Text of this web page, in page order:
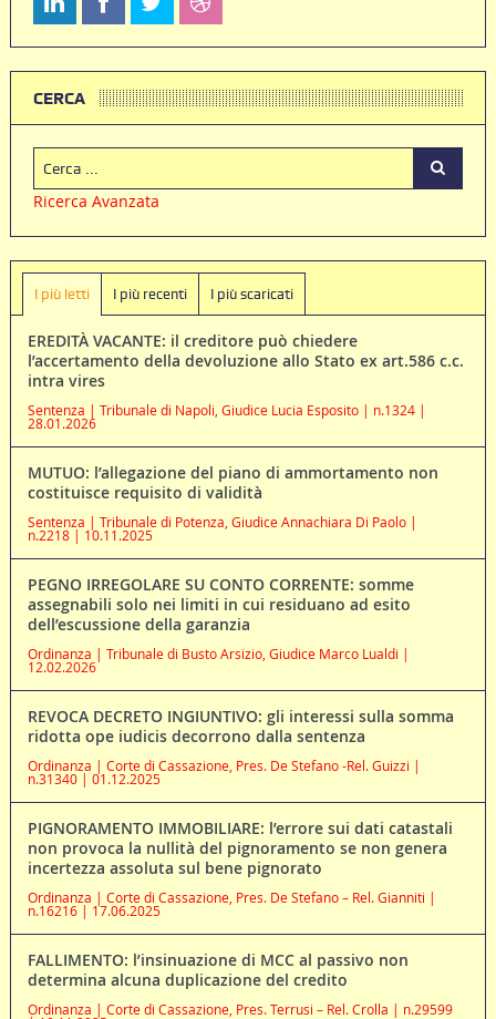
CERCA
Ricerca Avanzata
I più letti I più recenti I più scaricati
EREDITÀ VACANTE: il creditore può chiedere
l’accertamento della devoluzione allo Stato ex art.586 c.c.
intra vires
Sentenza | Tribunale di Napoli, Giudice Lucia Esposito | n.1324 |
28.01.2026
MUTUO: l’allegazione del piano di ammortamento non
costituisce requisito di validità
Sentenza | Tribunale di Potenza, Giudice Annachiara Di Paolo |
n.2218 | 10.11.2025
PEGNO IRREGOLARE SU CONTO CORRENTE: somme
assegnabili solo nei limiti in cui residuano ad esito
dell’escussione della garanzia
Ordinanza | Tribunale di Busto Arsizio, Giudice Marco Lualdi |
12.02.2026
REVOCA DECRETO INGIUNTIVO: gli interessi sulla somma
ridotta ope iudicis decorrono dalla sentenza
Ordinanza | Corte di Cassazione, Pres. De Stefano -Rel. Guizzi |
n.31340 | 01.12.2025
PIGNORAMENTO IMMOBILIARE: l’errore sui dati catastali
non provoca la nullità del pignoramento se non genera
incertezza assoluta sul bene pignorato
Ordinanza | Corte di Cassazione, Pres. De Stefano – Rel. Gianniti |
n.16216 | 17.06.2025
FALLIMENTO: l’insinuazione di MCC al passivo non
determina alcuna duplicazione del credito
Ordinanza | Corte di Cassazione, Pres. Terrusi – Rel. Crolla | n.29599